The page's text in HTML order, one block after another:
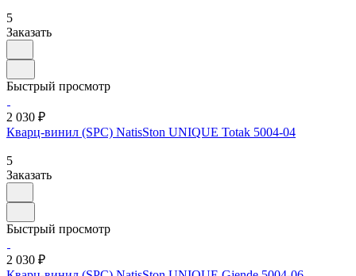
5
Заказать
Быстрый просмотр
2 030 ₽
Кварц-винил (SPC) NatisSton UNIQUE Totak 5004-04
5
Заказать
Быстрый просмотр
2 030 ₽